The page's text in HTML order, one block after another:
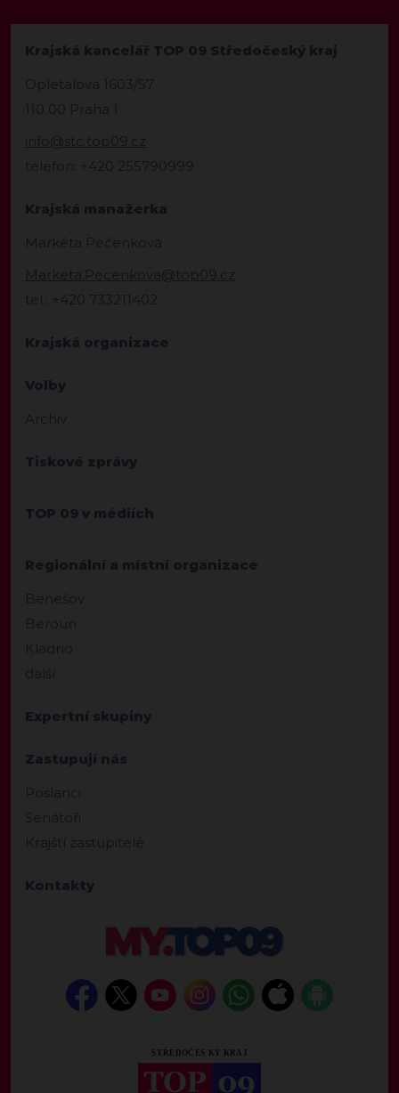
Krajská kancelář TOP 09 Středočeský kraj
Opletalova 1603/57
110 00 Praha 1
info@stc.top09.cz
telefon: +420 255790999
Krajská manažerka
Markéta Pečenková
Marketa.Pecenkova@top09.cz
tel.: +420 733211402
Krajská organizace
Volby
Archiv
Tiskové zprávy
TOP 09 v médiích
Regionální a místní organizace
Benešov
Beroun
Kladno
další
Expertní skupiny
Zastupují nás
Poslanci
Senátoři
Krajští zastupitelé
Kontakty